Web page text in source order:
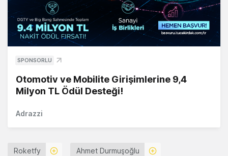
SPONSORLU
Otomotiv ve Mobilite Girişimlerine 9,4
Milyon TL Ödül Desteği!
Adrazzi
Roketfy Ahmet Durmuşoğlu